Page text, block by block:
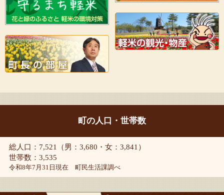
町の人口・世帯数
総人口：7,521（男：3,680・女：3,841）
世帯数：3,535
令和8年7月31日現在 町民生活課調べ